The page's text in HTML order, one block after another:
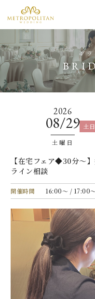
ブ
2026
08/29
土曜日
土
【在宅フェア◆30分〜
ライン相談
開催時間 16:00〜 / 17:00〜